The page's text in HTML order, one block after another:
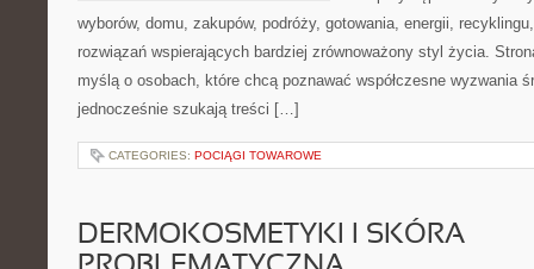
wyborów, domu, zakupów, podróży, gotowania, energii,
rozwiązań wspierających bardziej zrównoważony styl życia.
myślą o osobach, które chcą poznawać współczesne wyzwania
jednocześnie szukają treści […]
CATEGORIES: POCIĄGI TOWAROWE
DERMOKOSMETYKI I SKÓRA